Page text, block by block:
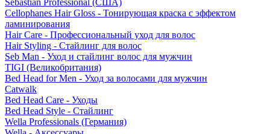
Sebastian Professional (США)
Cellophanes Hair Gloss - Тонирующая краска с эффектом
ламинирования
Hair Care - Профессиональный уход для волос
Hair Styling - Стайлинг для волос
Seb Man - Уход и стайлинг волос для мужчин
TIGI (Великобритания)
Bed Head for Men - Уход за волосами для мужчин
Catwalk
Bed Head Care - Уходы
Bed Head Style - Стайлинг
Wella Professionals (Германия)